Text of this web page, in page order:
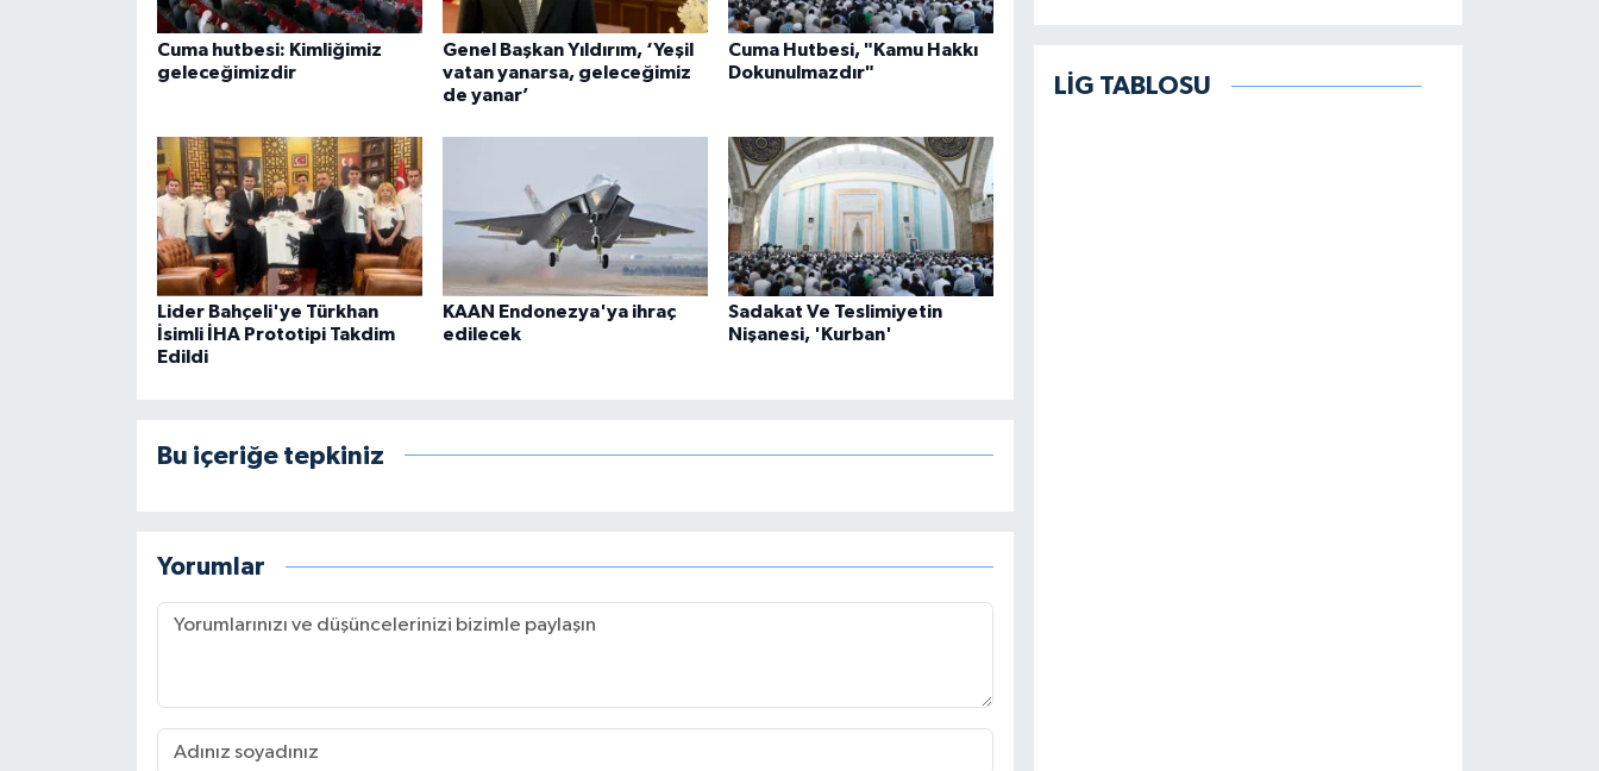
Cuma hutbesi: Kimliğimiz
geleceğimizdir
Genel Başkan Yıldırım, ‘Yeşil
vatan yanarsa, geleceğimiz
de yanar’
Cuma Hutbesi, "Kamu Hakkı
Dokunulmazdır"
Lider Bahçeli'ye Türkhan
İsimli İHA Prototipi Takdim
Edildi
KAAN Endonezya'ya ihraç
edilecek
Sadakat Ve Teslimiyetin
Nişanesi, 'Kurban'
Bu içeriğe tepkiniz
Yorumlar
LİG TABLOSU